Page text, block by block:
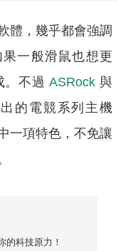
體，幾乎都會強調
一般滑鼠也想更
。不過ASRock 與
的電競系列主機
一項特色，不免讓
的科技原力！